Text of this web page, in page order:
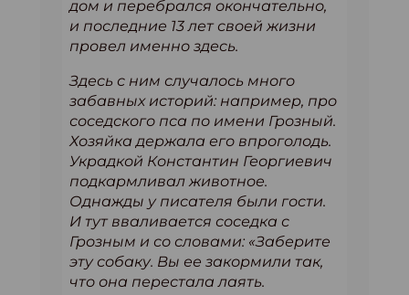
дом и перебрался окончательно,
и последние 13 лет своей жизни
провел именно здесь.
Здесь с ним случалось много
забавных историй: например, про
соседского пса по имени Грозный.
Хозяйка держала его впроголодь.
Украдкой Константин Георгиевич
подкармливал животное.
Однажды у писателя были гости.
И тут вваливается соседка с
Грозным и со словами: «Заберите
эту собаку. Вы ее закормили так,
что она перестала лаять.